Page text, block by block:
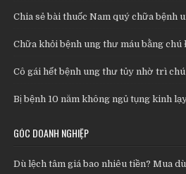
Chia sẻ bài thuốc Nam quý chữa bệnh
Chữa khỏi bệnh ung thư máu bằng
Cô gái hết bệnh ung thư tủy nhờ trì
Bị bệnh 10 năm không ngủ tụng kinh
GÓC DOANH NGHIỆP
Dù lệch tâm giá bao nhiêu tiền? Mua